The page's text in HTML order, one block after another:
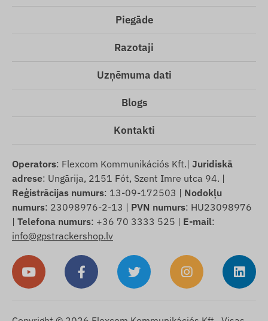
Piegāde
Razotaji
Uzņēmuma dati
Blogs
Kontakti
Operators: Flexcom Kommunikációs Kft.| Juridiskā
adrese: Ungārija, 2151 Fót, Szent Imre utca 94. |
Reģistrācijas numurs: 13-09-172503 | Nodokļu
numurs: 23098976-2-13 | PVN numurs: HU23098976
| Telefona numurs: +36 70 3333 525 | E-mail:
info@gpstrackershop.lv